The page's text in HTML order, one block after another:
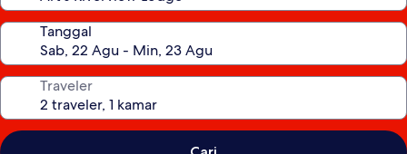
Tanggal
Traveler